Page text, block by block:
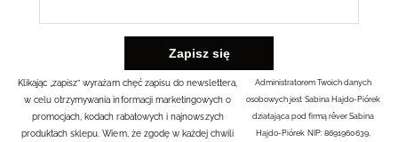
Klikając „zapisz” wyrażam chęć zapisu do newslettera,
w celu otrzymywania informacji marketingowych o
promocjach, kodach rabatowych i najnowszych
produktach sklepu. Wiem, że zgodę w każdej chwili
Administratorem Twoich danych
osobowych jest Sabina Hajdo-Piórek
działająca pod firmą rêver Sabina
Hajdo-Piórek NIP: 8691960639,